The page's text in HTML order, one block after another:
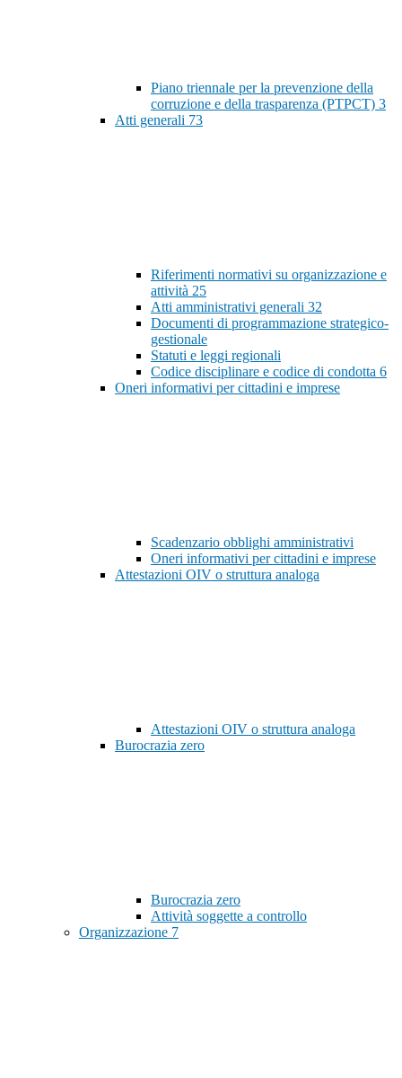
Piano triennale per la prevenzione della
corruzione e della trasparenza (PTPCT) 3
Atti generali 73
Riferimenti normativi su organizzazione e
attività 25
Atti amministrativi generali 32
Documenti di programmazione strategico-
gestionale
Statuti e leggi regionali
Codice disciplinare e codice di condotta 6
Oneri informativi per cittadini e imprese
Scadenzario obblighi amministrativi
Oneri informativi per cittadini e imprese
Attestazioni OIV o struttura analoga
Attestazioni OIV o struttura analoga
Burocrazia zero
Burocrazia zero
Attività soggette a controllo
Organizzazione 7